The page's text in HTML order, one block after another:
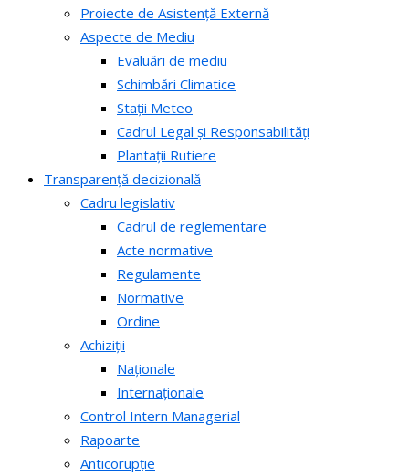
Proiecte de Asistență Externă
Aspecte de Mediu
Evaluări de mediu
Schimbări Climatice
Stații Meteo
Cadrul Legal și Responsabilități
Plantații Rutiere
Transparență decizională
Cadru legislativ
Cadrul de reglementare
Acte normative
Regulamente
Normative
Ordine
Achiziții
Naționale
Internaționale
Control Intern Managerial
Rapoarte
Anticorupție